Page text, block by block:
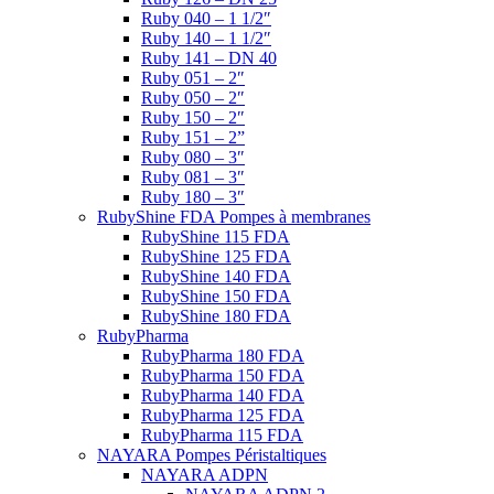
Ruby 040 – 1 1/2″
Ruby 140 – 1 1/2″
Ruby 141 – DN 40
Ruby 051 – 2″
Ruby 050 – 2″
Ruby 150 – 2″
Ruby 151 – 2”
Ruby 080 – 3″
Ruby 081 – 3″
Ruby 180 – 3″
RubyShine FDA Pompes à membranes
RubyShine 115 FDA
RubyShine 125 FDA
RubyShine 140 FDA
RubyShine 150 FDA
RubyShine 180 FDA
RubyPharma
RubyPharma 180 FDA
RubyPharma 150 FDA
RubyPharma 140 FDA
RubyPharma 125 FDA
RubyPharma 115 FDA
NAYARA Pompes Péristaltiques
NAYARA ADPN